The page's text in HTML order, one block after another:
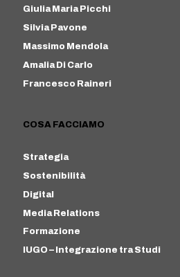
Giulia Maria Picchi
Silvia Pavone
Massimo Mendola
Amalia Di Carlo
Francesco Raineri
COSA FACCIAMO
Strategia
Sostenibilità
Digital
Media Relations
Formazione
IUGO – Integrazione tra Studi